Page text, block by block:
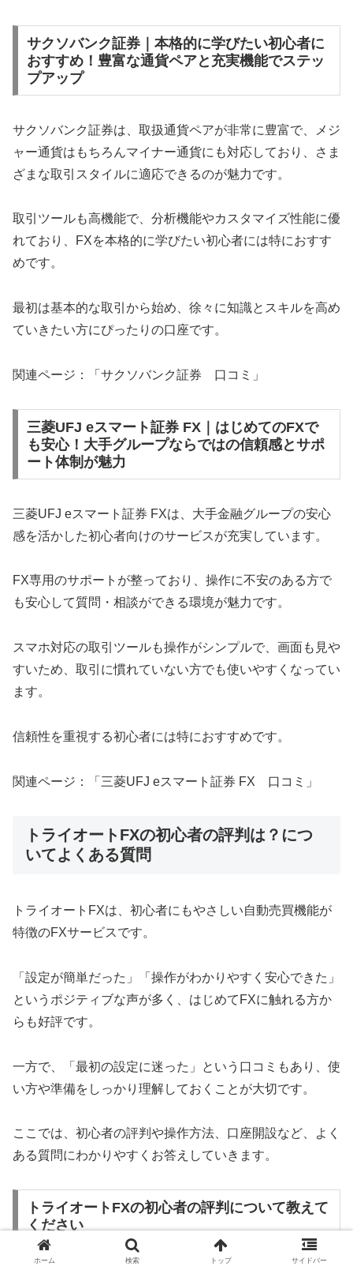
サクソバンク証券｜本格的に学びたい初心者に
おすすめ！豊富な通貨ペアと充実機能でステッ
プアップ
サクソバンク証券は、取扱通貨ペアが非常に豊富で、メジ
ャー通貨はもちろんマイナー通貨にも対応しており、さま
ざまな取引スタイルに適応できるのが魅力です。
取引ツールも高機能で、分析機能やカスタマイズ性能に優
れており、FXを本格的に学びたい初心者には特におすす
めです。
最初は基本的な取引から始め、徐々に知識とスキルを高め
ていきたい方にぴったりの口座です。
関連ページ：「サクソバンク証券 口コミ」
三菱UFJ eスマート証券 FX｜はじめてのFXで
も安心！大手グループならではの信頼感とサポ
ート体制が魅力
三菱UFJ eスマート証券 FXは、大手金融グループの安心
感を活かした初心者向けのサービスが充実しています。
FX専用のサポートが整っており、操作に不安のある方で
も安心して質問・相談ができる環境が魅力です。
スマホ対応の取引ツールも操作がシンプルで、画面も見や
すいため、取引に慣れていない方でも使いやすくなってい
ます。
信頼性を重視する初心者には特におすすめです。
関連ページ：「三菱UFJ eスマート証券 FX 口コミ」
トライオートFXの初心者の評判は？につ
いてよくある質問
トライオートFXは、初心者にもやさしい自動売買機能が
特徴のFXサービスです。
「設定が簡単だった」「操作がわかりやすく安心できた」
というポジティブな声が多く、はじめてFXに触れる方か
らも好評です。
一方で、「最初の設定に迷った」という口コミもあり、使
い方や準備をしっかり理解しておくことが大切です。
ここでは、初心者の評判や操作方法、口座開設など、よく
ある質問にわかりやすくお答えしていきます。
トライオートFXの初心者の評判について教えて
ください
ホーム 検索 トップ サイドバー